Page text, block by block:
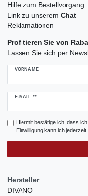
Hilfe zum Bestellvorgang
Link zu unserem Chat
Reklamationen
Profitieren Sie von
Lassen Sie sich per
VORNAME
E-MAIL **
Newsletter
Hiermit bestätige ich, dass ich
Einwilligung kann ich jederzeit
Hersteller
DIVANO